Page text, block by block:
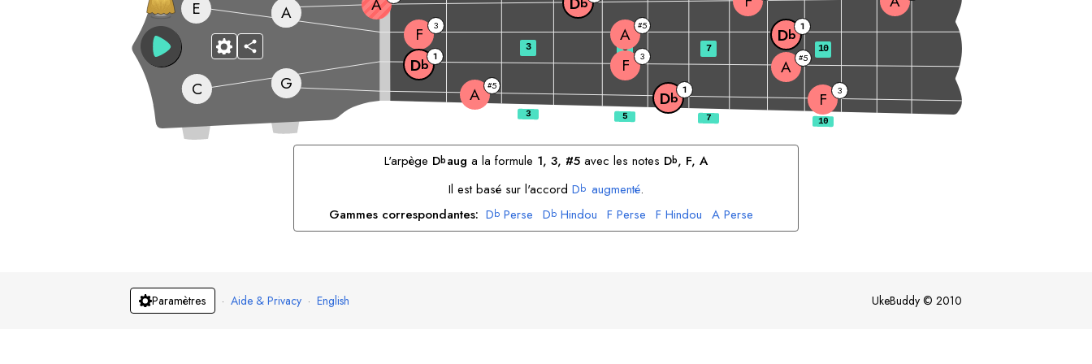
G
A #5
Db 1 F 3
C
Db 1 F 3 A #5
E
F
3 A #5 Db 1
A
3 5 7 10
L'arpège Dbaug a la formule 1, 3, #5 avec les notes Db, F, A
Il est basé sur l'accordDb augmenté.
Gammes correspondantes: Db Perse Db Hindou F Perse F Hindou A Perse
A Hindou
Paramètres · Aide & Privacy · English UkeBuddy © 2010